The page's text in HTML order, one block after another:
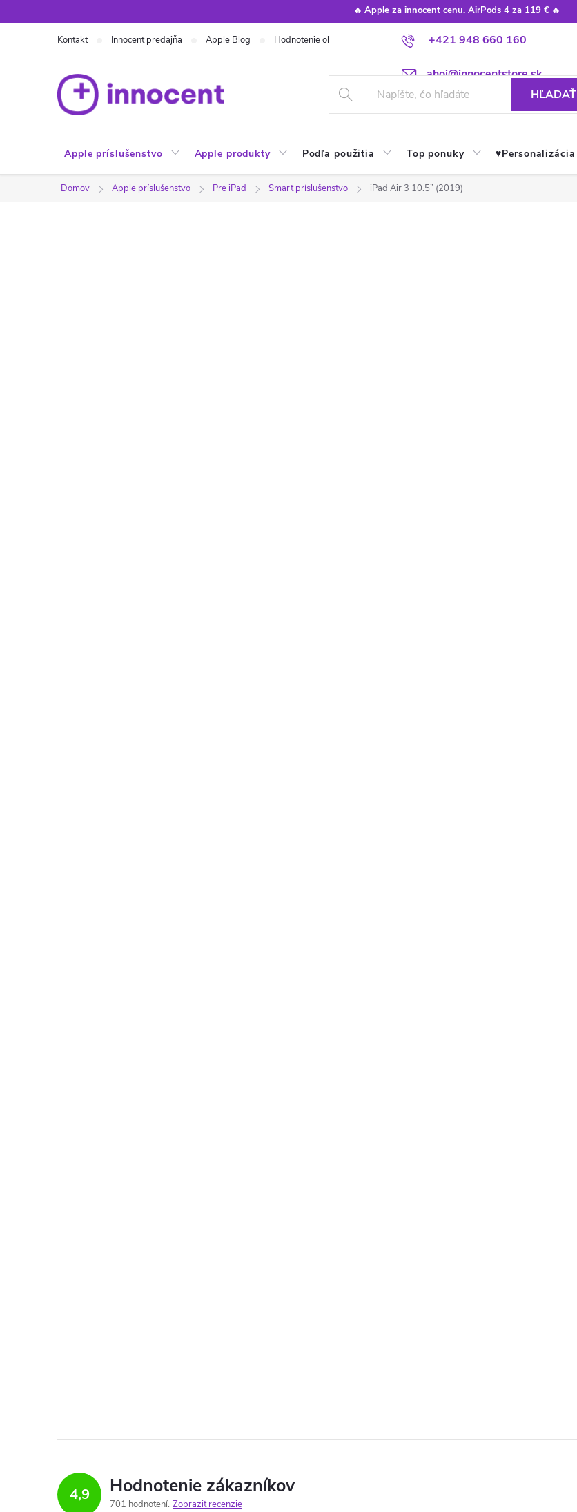
na
🔥 Apple za innocent cenu. AirPods 4 za 119 € 🔥
+421 948 660 160
ahoj@innocentstore.sk
Kontakt Innocent predajňa Apple Blog Hodnotenie obchodu Poradňa Apple návody a tipy
HĽADAŤ
Apple príslušenstvo Apple produkty Podľa použitia Top ponuky ♥︎Personalizácia
Domov Apple príslušenstvo Pre iPad Smart príslušenstvo iPad Air 3 10.5” (2019)
4,9 Hodnotenie zákazníkov
701 hodnotení Zobraziť recenzie